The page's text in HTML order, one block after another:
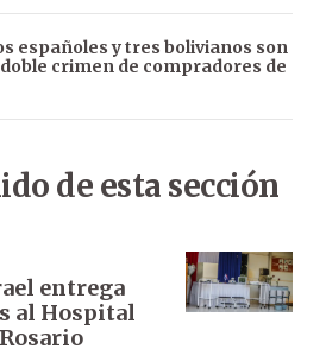
españoles y tres bolivianos son
crimen de compradores de
de esta sección
entrega
al Hospital